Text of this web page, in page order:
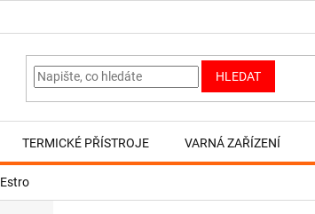
HLEDAT
TERMICKÉ PŘÍSTROJE VARNÁ ZAŘÍZENÍ
Estro